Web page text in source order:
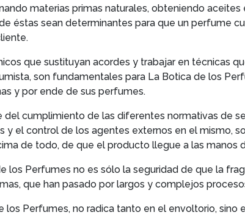
materias primas naturales, obteniendo
éstas sean determinantes para que un perfume
que sustituyan acordes y trabajar en técnicas
son fundamentales para La Botica de los
y por ende de sus perfumes.
del cumplimiento de las diferentes normativas de
y el control de los agentes externos en el mismo,
de todo, de que el producto llegue a las manos
los Perfumes no es sólo la seguridad de que la
que han pasado por largos y complejos
los Perfumes, no radica tanto en el envoltorio, sino